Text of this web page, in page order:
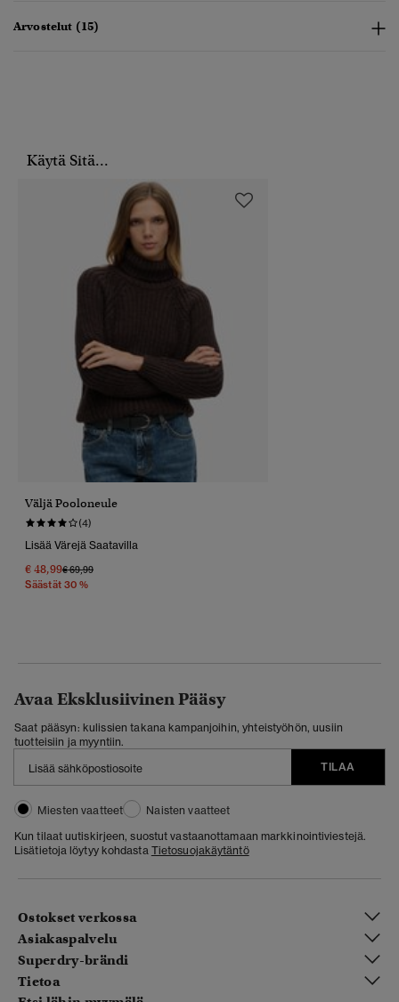
Arvostelut (15)
Käytä Sitä...
Väljä Pooloneule
(4)
Lisää Värejä Saatavilla
€ 48,99Hinta Alennettu Hinnasta
€ 69,99Hintaan
Säästät 30 %
Avaa Eksklusiivinen Pääsy
Saat pääsyn: kulissien takana kampanjoihin, yhteistyöhön, uusiin
tuotteisiin ja myyntiin.
TILAA
Miesten vaatteet
Naisten vaatteet
Kun tilaat uutiskirjeen, suostut vastaanottamaan markkinointiviestejä.
Lisätietoja löytyy kohdasta Tietosuojakäytäntö
Ostokset verkossa
Asiakaspalvelu
Superdry-brändi
Tietoa